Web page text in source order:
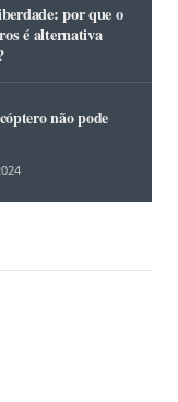
por que o
é alternativa
não pode